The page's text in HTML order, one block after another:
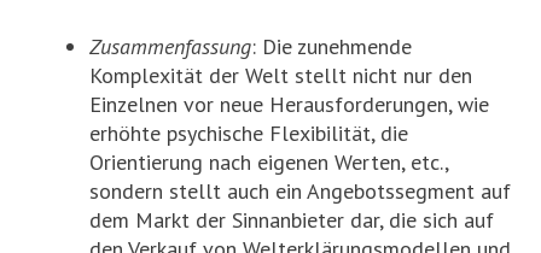
Zusammenfassung: Die zunehmende
Komplexität der Welt stellt nicht nur den
Einzelnen vor neue Herausforderungen, wie
erhöhte psychische Flexibilität, die
Orientierung nach eigenen Werten, etc.,
sondern stellt auch ein Angebotssegment auf
dem Markt der Sinnanbieter dar, die sich auf